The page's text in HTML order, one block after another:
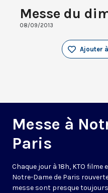
Messe du
08/09/2013
Ajouter
Messe à
Paris
Chaque jour à 18h, KTO
Notre-Dame de Paris
messe sont presque